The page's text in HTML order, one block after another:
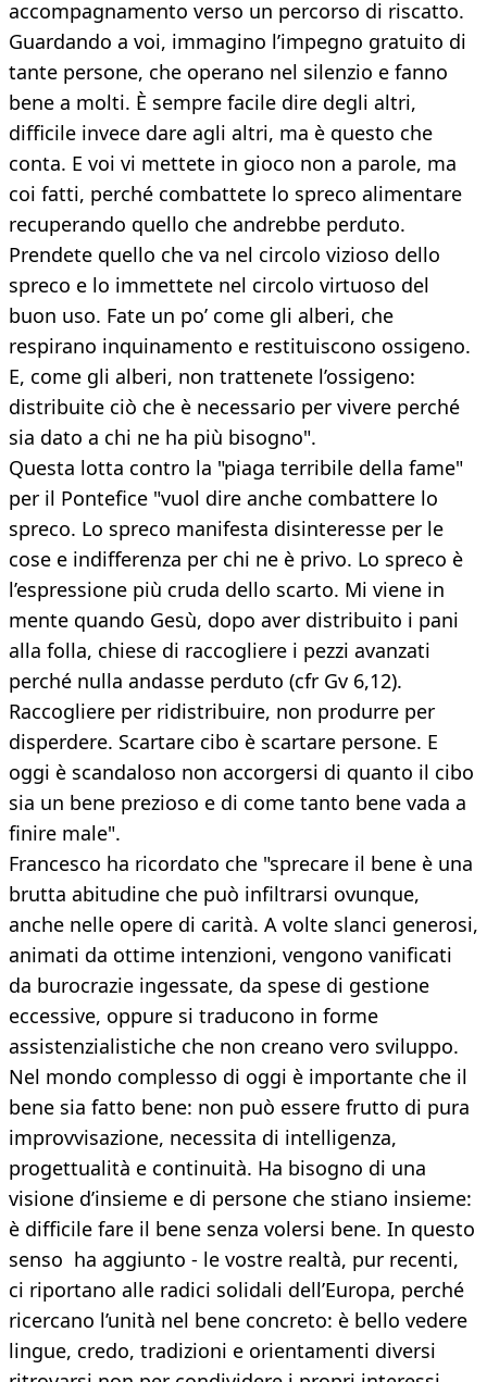
accompagnamento verso un percorso di riscatto.
Guardando a voi, immagino l’impegno gratuito di
tante persone, che operano nel silenzio e fanno
bene a molti. È sempre facile dire degli altri,
difficile invece dare agli altri, ma è questo che
conta. E voi vi mettete in gioco non a parole, ma
coi fatti, perché combattete lo spreco alimentare
recuperando quello che andrebbe perduto.
Prendete quello che va nel circolo vizioso dello
spreco e lo immettete nel circolo virtuoso del
buon uso. Fate un po’ come gli alberi, che
respirano inquinamento e restituiscono ossigeno.
E, come gli alberi, non trattenete l’ossigeno:
distribuite ciò che è necessario per vivere perché
sia dato a chi ne ha più bisogno".
Questa lotta contro la "piaga terribile della fame"
per il Pontefice "vuol dire anche combattere lo
spreco. Lo spreco manifesta disinteresse per le
cose e indifferenza per chi ne è privo. Lo spreco è
l’espressione più cruda dello scarto. Mi viene in
mente quando Gesù, dopo aver distribuito i pani
alla folla, chiese di raccogliere i pezzi avanzati
perché nulla andasse perduto (cfr Gv 6,12).
Raccogliere per ridistribuire, non produrre per
disperdere. Scartare cibo è scartare persone. E
oggi è scandaloso non accorgersi di quanto il cibo
sia un bene prezioso e di come tanto bene vada a
finire male".
Francesco ha ricordato che "sprecare il bene è una
brutta abitudine che può infiltrarsi ovunque,
anche nelle opere di carità. A volte slanci generosi,
animati da ottime intenzioni, vengono vanificati
da burocrazie ingessate, da spese di gestione
eccessive, oppure si traducono in forme
assistenzialistiche che non creano vero sviluppo.
Nel mondo complesso di oggi è importante che il
bene sia fatto bene: non può essere frutto di pura
improvvisazione, necessita di intelligenza,
progettualità e continuità. Ha bisogno di una
visione d’insieme e di persone che stiano insieme:
è difficile fare il bene senza volersi bene. In questo
senso ha aggiunto - le vostre realtà, pur recenti,
ci riportano alle radici solidali dell’Europa, perché
ricercano l’unità nel bene concreto: è bello vedere
lingue, credo, tradizioni e orientamenti diversi